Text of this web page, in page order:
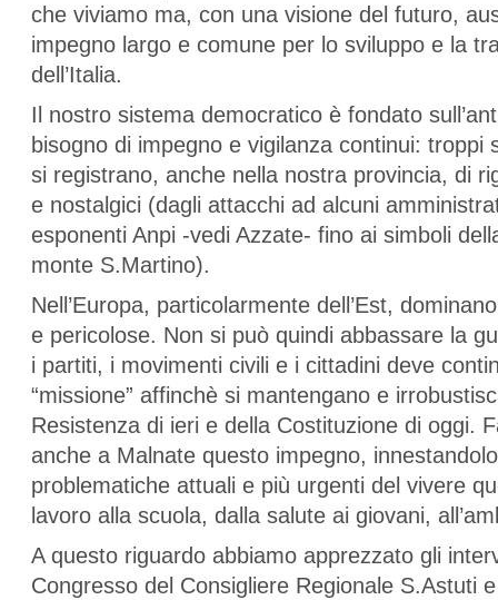
che viviamo ma, con una visione del futuro,
impegno largo e comune per lo sviluppo e la
dell’Italia.
Il nostro sistema democratico è fondato
bisogno di impegno e vigilanza continui: troppi
si registrano, anche nella nostra provincia, di
e nostalgici (dagli attacchi ad alcuni
esponenti Anpi -vedi Azzate- fino ai simboli
monte S.Martino).
Nell’Europa, particolarmente dell’Est,
e pericolose. Non si può quindi abbassare la
i partiti, i movimenti civili e i cittadini deve
“missione” affinchè si mantengano e
Resistenza di ieri e della Costituzione di oggi.
anche a Malnate questo impegno,
problematiche attuali e più urgenti del vivere
lavoro alla scuola, dalla salute ai giovani,
A questo riguardo abbiamo apprezzato gli
Congresso del Consigliere Regionale S.Astuti